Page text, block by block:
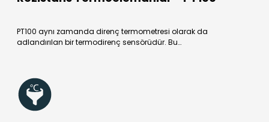
PT100 aynı zamanda direnç termometresi olarak da
adlandırılan bir termodirenç sensörüdür. Bu…